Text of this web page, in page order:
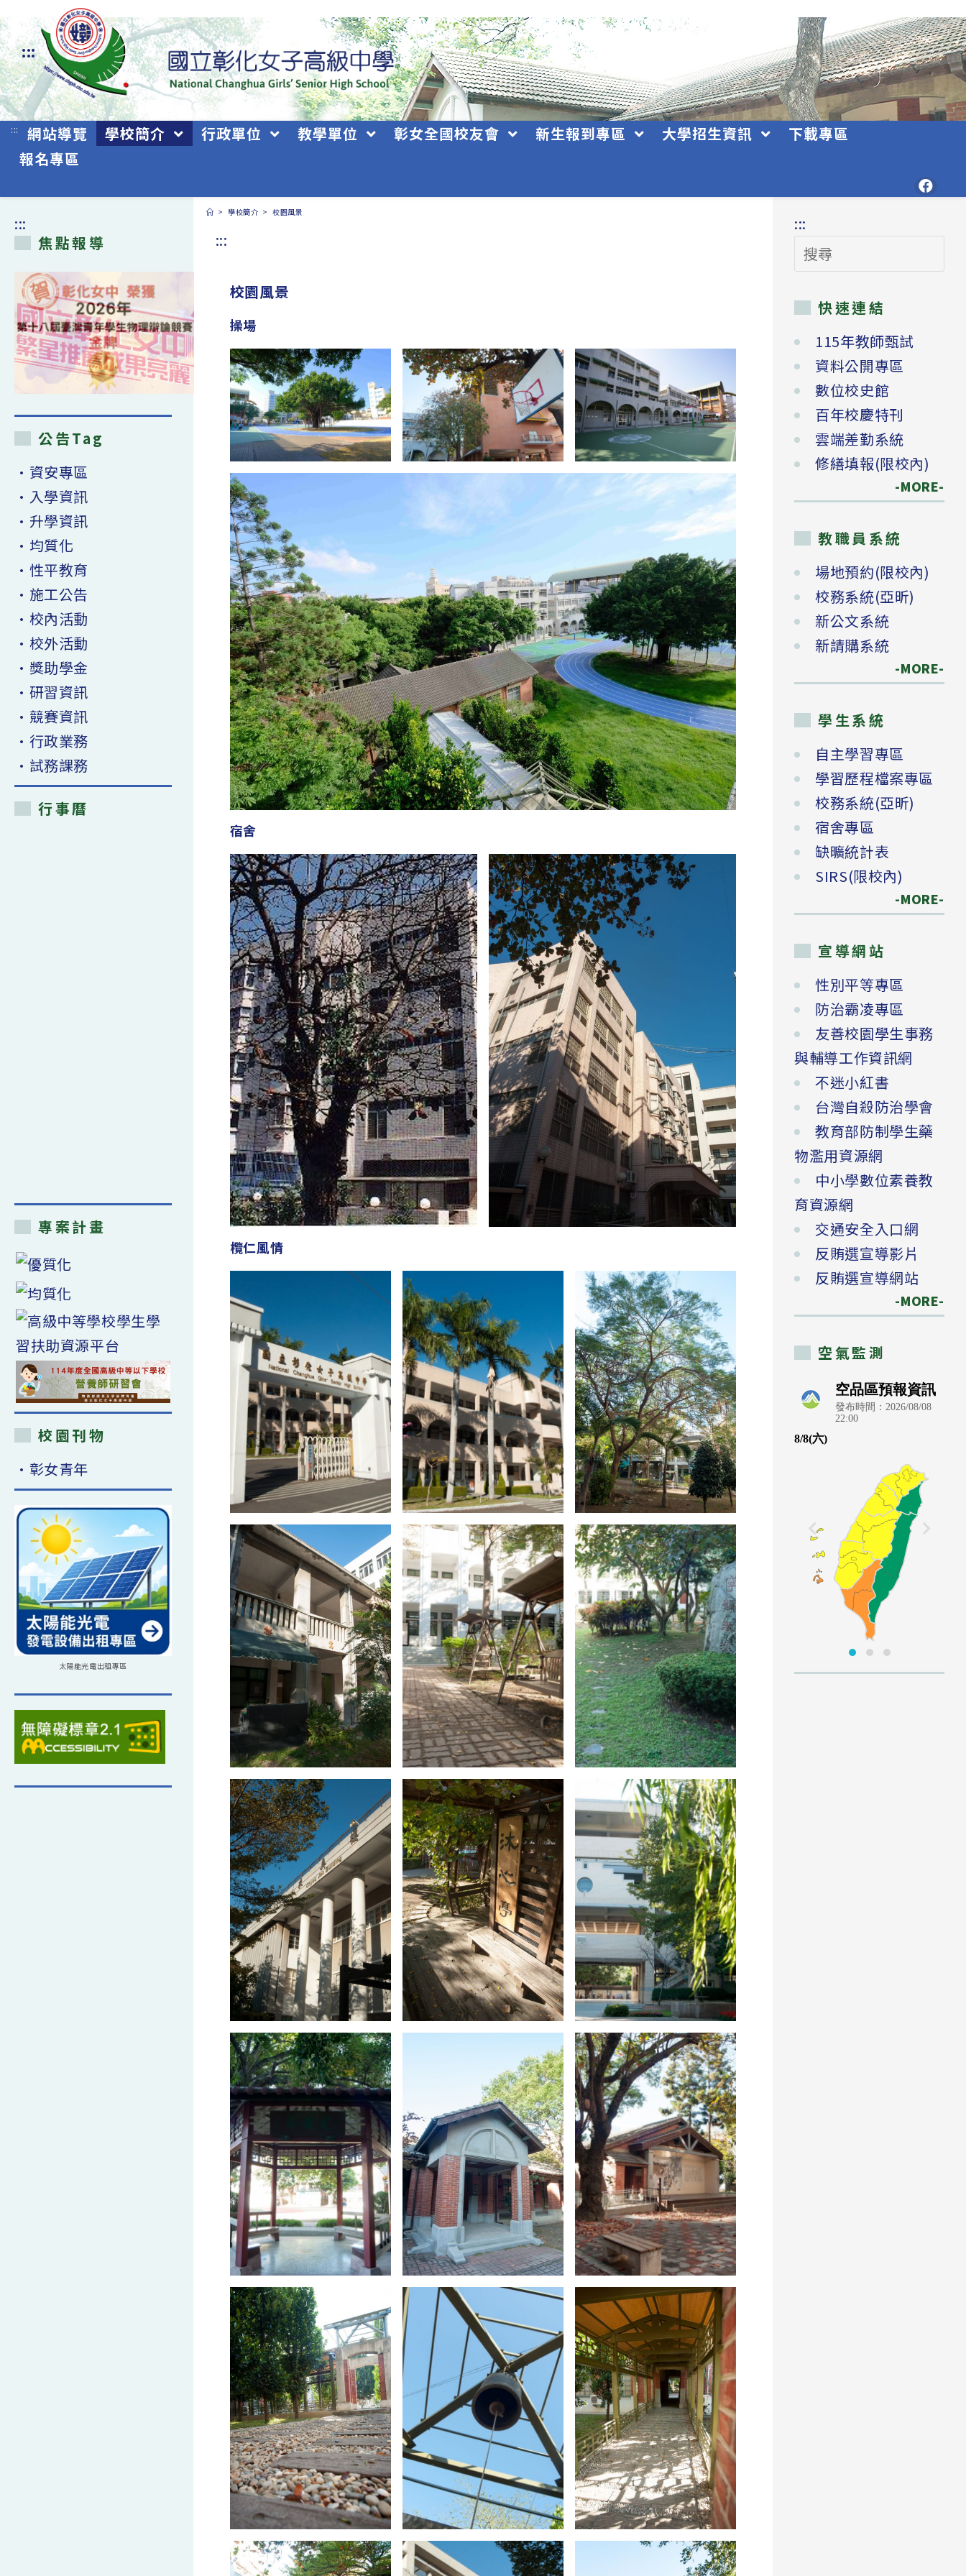
轉
至
主
要
:::
::: 網站導覽 學校簡介 行政單位 教學單位 彰女全國校友會 新生報到專區 大學招生資訊
下載專區
報名專區
> 學校簡介 > 校園風景
:::
校園風景
操場
宿舍
欖仁風情
:::
焦點報導
公告Tag
•資安專區
•入學資訊
•升學資訊
•均質化
•性平教育
•施工公告
•校內活動
•校外活動
•獎助學金
•研習資訊
•競賽資訊
•行政業務
•試務課務
行事曆
專案計畫
校園刊物
•彰女青年
太陽能光電出租專區
:::
搜
尋
快速連結
115年教師甄試
資料公開專區
數位校史館
百年校慶特刊
雲端差勤系統
修繕填報(限校內)
-MORE-
教職員系統
場地預約(限校內)
校務系統(亞昕)
新公文系統
新請購系統
-MORE-
學生系統
自主學習專區
學習歷程檔案專區
校務系統(亞昕)
宿舍專區
缺曠統計表
SIRS(限校內)
-MORE-
宣導網站
性別平等專區
防治霸凌專區
友善校園學生事務
與輔導工作資訊網
不迷小紅書
台灣自殺防治學會
教育部防制學生藥
物濫用資源網
中小學數位素養教
育資源網
交通安全入口網
反賄選宣導影片
反賄選宣導網站
-MORE-
空氣監測